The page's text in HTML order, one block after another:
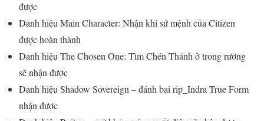
được
Danh hiệu Main Character: Nhận khi sứ mệnh của Citizen
được hoàn thành
Danh hiệu The Chosen One: Tìm Chén Thánh ở trong rương
sẽ nhận được
Danh hiệu Shadow Sovereign – đánh bại rip_Indra True Form
nhận được